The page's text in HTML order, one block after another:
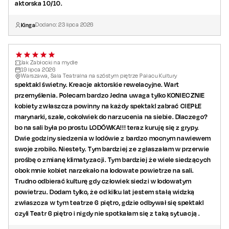
Mateusz Rzeźniczak
Autor: Jack Popplewell
Adaptacja i reżyseria: Jerzy Hutek
aktorska 10/10.
KingaDodano:23 lipca 2026
Jak Zabłocki na mydle
19 lipca 2026
Warszawa, Sala Teatralna na szóstym piętrze Pałacu Kultury
spektakl świetny. Kreacje aktorskie rewelacyjne. Wart
przemyślenia. Polecam bardzo Jedna uwaga tylko KONIECZNIE
kobiety zwłaszcza powinny na każdy spektakl zabrać CIEPŁE
marynarki, szale, cokolwiek do narzucenia na siebie. Dlaczego?
bo na sali była po prostu LODÓWKA!!! teraz kuruję się z grypy.
Dwie godziny siedzenia w lodówie z bardzo mocnym nawiewem
swoje zrobiło. Niestety. Tym bardziej ze zgłaszałam w przerwie
prośbę o zmianę klimatyzacji. Tym bardziej że wiele siedzących
obok mnie kobiet narzekało na lodowate powietrze na sali.
Trudno odbierać kulturę gdy człowiek siedzi w lodowatym
powietrzu. Dodam tylko, że od kilku lat jestem stałą widzką
zwłaszcza w tym teatrze 6 piętro, gdzie odbywał się spektakl
czyli Teatr 6 piętro i nigdy nie spotkałam się z taką sytuacją .